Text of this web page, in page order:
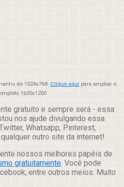
de 1024x768. Clique aqui para ampliar e
1600x1200
gratuito e sempre será - essa
nos ajude divulgando essa
Whatsapp, Pinterest,
outro site da internet!
nossos melhores papéis de
gratuitamente. Você pode
entre outros meios. Muito